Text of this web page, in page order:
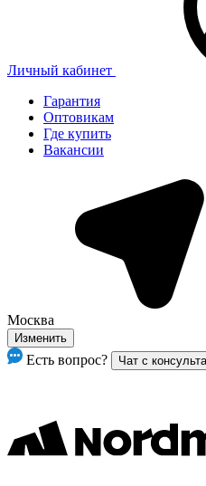
Личный кабинет
Гарантия
Оптовикам
Где купить
Вакансии
Москва
Изменить
Есть вопрос? Чат с